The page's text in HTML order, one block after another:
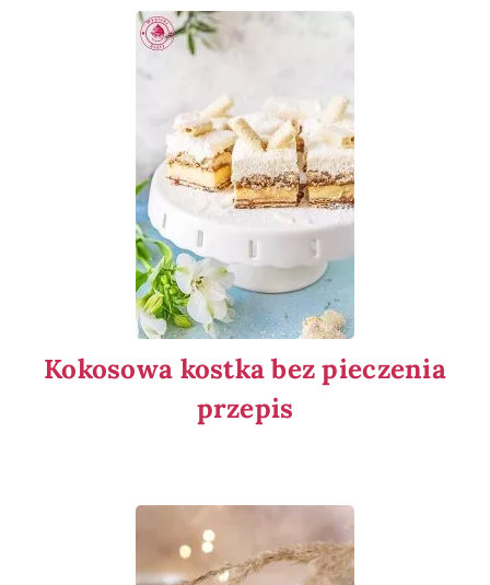
Kokosowa kostka bez pieczenia
przepis